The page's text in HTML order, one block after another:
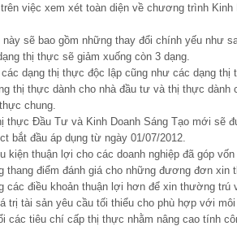
việc xem xét toàn diện về chương trình Kinh
này sẽ bao gồm những thay đổi chính yếu như
thị thực sẽ giảm xuống còn 3 dạng.
các dạng thị thực độc lập cũng như các dạng thị
thị thực dành cho nhà đầu tư và thị thực
chung.
thực Đầu Tư và Kinh Doanh Sáng Tạo mới sẽ
bắt đầu áp dụng từ ngày 01/07/2012.
kiện thuận lợi cho các doanh nghiệp đã góp
thang điểm đánh giá cho những đương đơn xin
các điều khoản thuận lợi hơn để xin thường trú
trị tài sản yêu cầu tối thiểu cho phù hợp với
các tiêu chí cấp thị thực nhằm nâng cao tính